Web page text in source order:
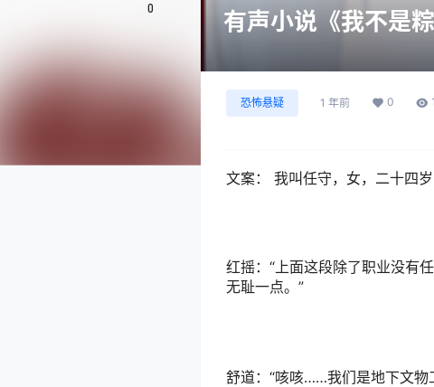
有声小说《我不是
恐怖悬疑 1 年前 0
文案： 我叫任守，女，二十四
红摇：“上面这段除了职业没有
无耻一点。”
舒道：“咳咳……我们是地下文物
0